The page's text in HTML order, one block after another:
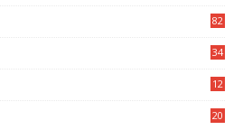
82
34
12
20